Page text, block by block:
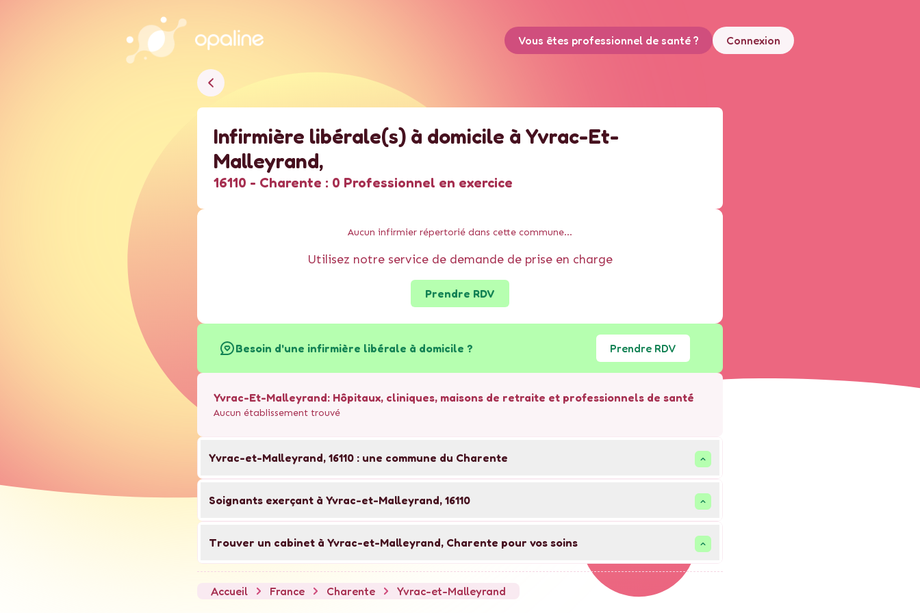
Vous êtes professionnel de santé ? Connexion
Infirmière libérale(s) à domicile à Yvrac-Et-
Malleyrand,
16110 - Charente : 0 Professionnel en exercice
Aucun infirmier répertorié dans cette commune...
Utilisez notre service de demande de prise en charge
Prendre RDV
Besoin d'une infirmière libérale à domicile ? Prendre RDV
Yvrac-Et-Malleyrand: Hôpitaux, cliniques, maisons de retraite et professionnels de santé
Aucun établissement trouvé
Yvrac-et-Malleyrand, 16110 : une commune du Charente
Soignants exerçant à Yvrac-et-Malleyrand, 16110
Trouver un cabinet à Yvrac-et-Malleyrand, Charente pour vos soins
Accueil France Charente Yvrac-et-Malleyrand